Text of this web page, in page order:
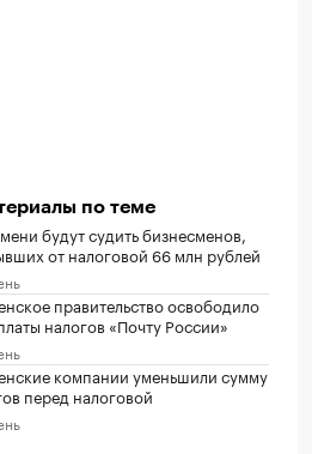
по теме
будут судить бизнесменов,
от налоговой 66 млн рублей
правительство освободило
налогов «Почту России»
компании уменьшили сумму
перед налоговой